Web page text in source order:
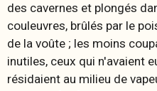
des cavernes et plongés
couleuvres, brûlés par le
de la voûte ; les moins
inutiles, ceux qui n'avaient
résidaient au milieu de